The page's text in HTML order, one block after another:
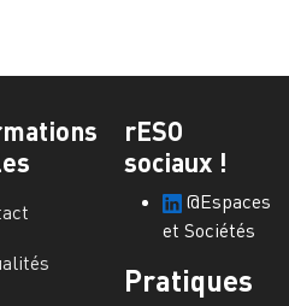
rESO
sociaux !
@Espaces
et Sociétés
Pratiques